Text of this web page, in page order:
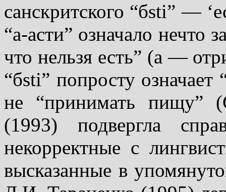
санскритского “бsti” —
“а-асти” означало нечто
что нельзя есть” (а —
“бsti” попросту означает
не “принимать пищу”
(1993) подвергла
некорректные с
высказанные в